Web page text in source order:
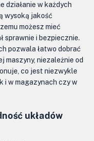
działanie w każdych
wysoką jakość
możesz mieć
sprawnie i bezpiecznie.
pozwala łatwo dobrać
maszyny, niezależnie od
co jest niezwykle
i w magazynach czy w
układów